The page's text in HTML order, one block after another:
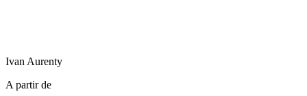
Ivan Aurenty
A partir de